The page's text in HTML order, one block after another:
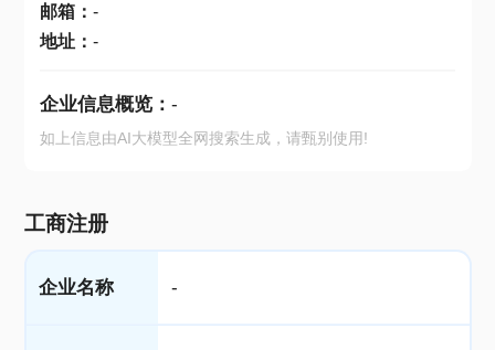
邮箱： -
地址： -
企业信息概览： -
如上信息由AI大模型全网搜索生成，请甄别使用!
工商注册
企业名称 -